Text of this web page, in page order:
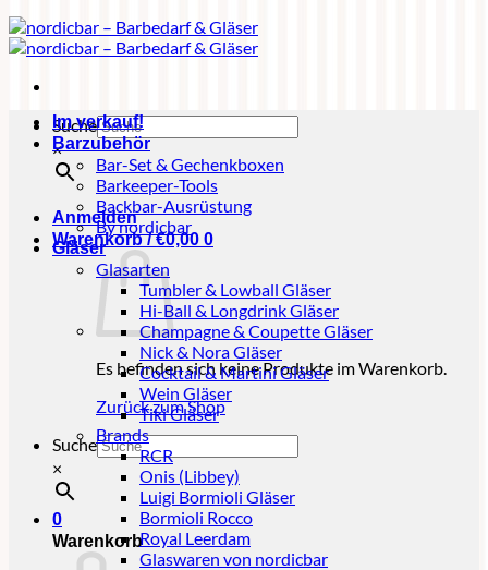
Suche
×
Anmelden
Warenkorb /€0,00 0
Es befinden sich keine Produkte im Warenkorb.
Zurück zum Shop
Suche
×
0
Warenkorb
Im verkauf!
Barzubehör
Bar-Set & Gechenkboxen
Barkeeper-Tools
Backbar-Ausrüstung
By nordicbar
Gläser
Glasarten
Tumbler & Lowball Gläser
Hi-Ball & Longdrink Gläser
Champagne & Coupette Gläser
Nick & Nora Gläser
Cocktail & Martini Gläser
Wein Gläser
Tiki Gläser
Brands
RCR
Onis (Libbey)
Luigi Bormioli Gläser
Bormioli Rocco
Royal Leerdam
Glaswaren von nordicbar